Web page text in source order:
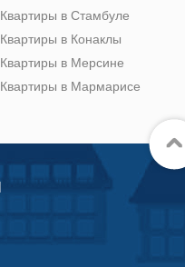
Квартиры в Стамбуле
Квартиры в Конаклы
Квартиры в Мерсине
Квартиры в Мармарисе